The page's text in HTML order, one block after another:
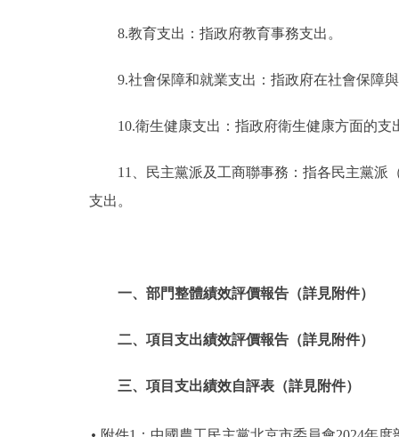
8.教育支出：指政府教育事務支出。
9.社會保障和就業支出：指政府在社會保障
10.衛生健康支出：指政府衛生健康方面的支
11、民主黨派及工商聯事務：指各民主黨派
支出。
一、部門整體績效評價報告（詳見附件）
二、項目支出績效評價報告（詳見附件）
三、項目支出績效自評表（詳見附件）